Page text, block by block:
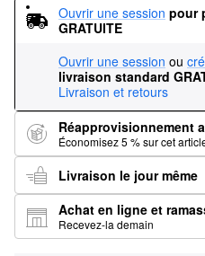
Ouvrir une session pour
GRATUITE
Ouvrir une session ou
livraison standard
Livraison et retours
Réapprovisionnement
Économisez 5 % sur cet
Livraison le jour même
Achat en ligne et
Recevez-la demain